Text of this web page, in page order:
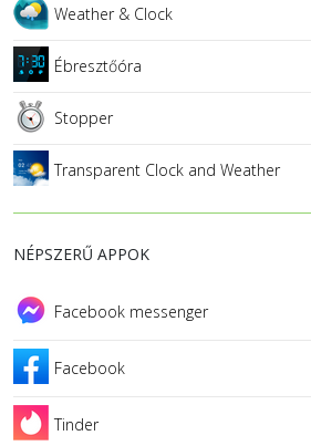
Weather & Clock
Ébresztőóra
Stopper
Transparent Clock and Weather
NÉPSZERŰ APPOK
Facebook messenger
Facebook
Tinder